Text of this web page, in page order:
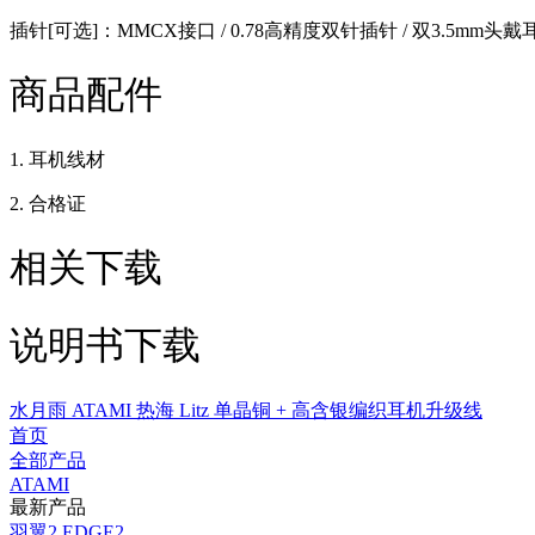
插针[可选]：MMCX接口 / 0.78高精度双针插针 / 双3.5mm头戴
商品配件
1. 耳机线材
2. 合格证
相关下载
说明书下载
水月雨 ATAMI 热海 Litz 单晶铜 + 高含银编织耳机升级线
首页
全部产品
ATAMI
最新产品